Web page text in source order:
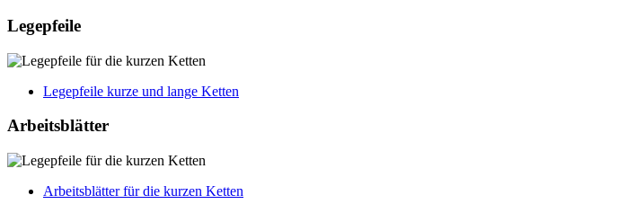
Legepfeile
Legepfeile kurze und lange Ketten
Arbeitsblätter
Arbeitsblätter für die kurzen Ketten